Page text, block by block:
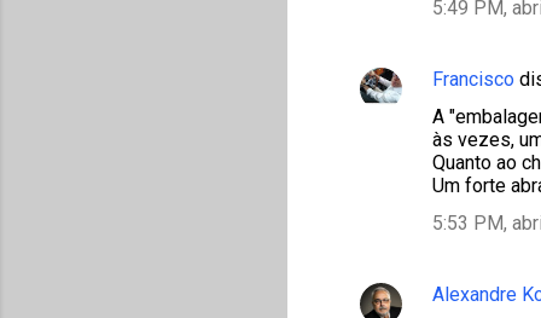
5:49 PM,
Francisco
A
às vezes,
Quanto ao
Um forte
5:53 PM,
Alexandre